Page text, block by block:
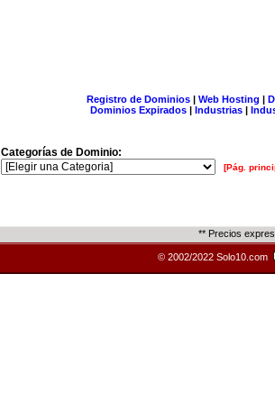
Registro de Dominios| Web Hosting |
Dominios Expirados | Industrias |
Categorías de Dominio:
[Pág.
** Precios
© 2002/2022 Solo10.com